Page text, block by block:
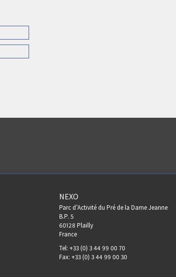
NEXO
Parc d’Activité du Pré de la Dame Jeanne
B.P. 5
60128 Plailly
France
Tel: +33 (0) 3 44 99 00 70
Fax: +33 (0) 3 44 99 00 30